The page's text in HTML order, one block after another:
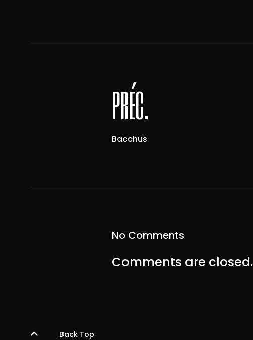
préc.
Bacchus
No Comments
Comments are closed.
Back Top